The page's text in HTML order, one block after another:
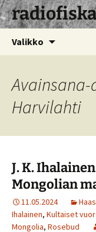
Valikko
Harvilahti
J. K.
Mongolian
11.05.2024
Ihalainen, Kultaiset
Mongolia, Rosebud